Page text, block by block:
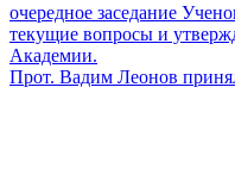
очередное заседание
текущие вопросы и
Академии.
Прот. Вадим Леонов